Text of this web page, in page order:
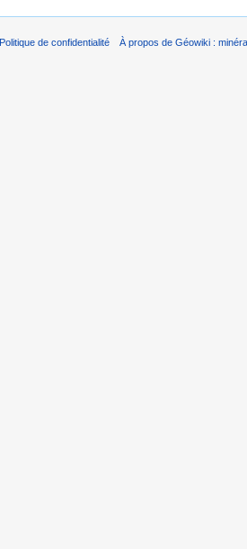
Politique de confidentialité À propos de Géowiki :